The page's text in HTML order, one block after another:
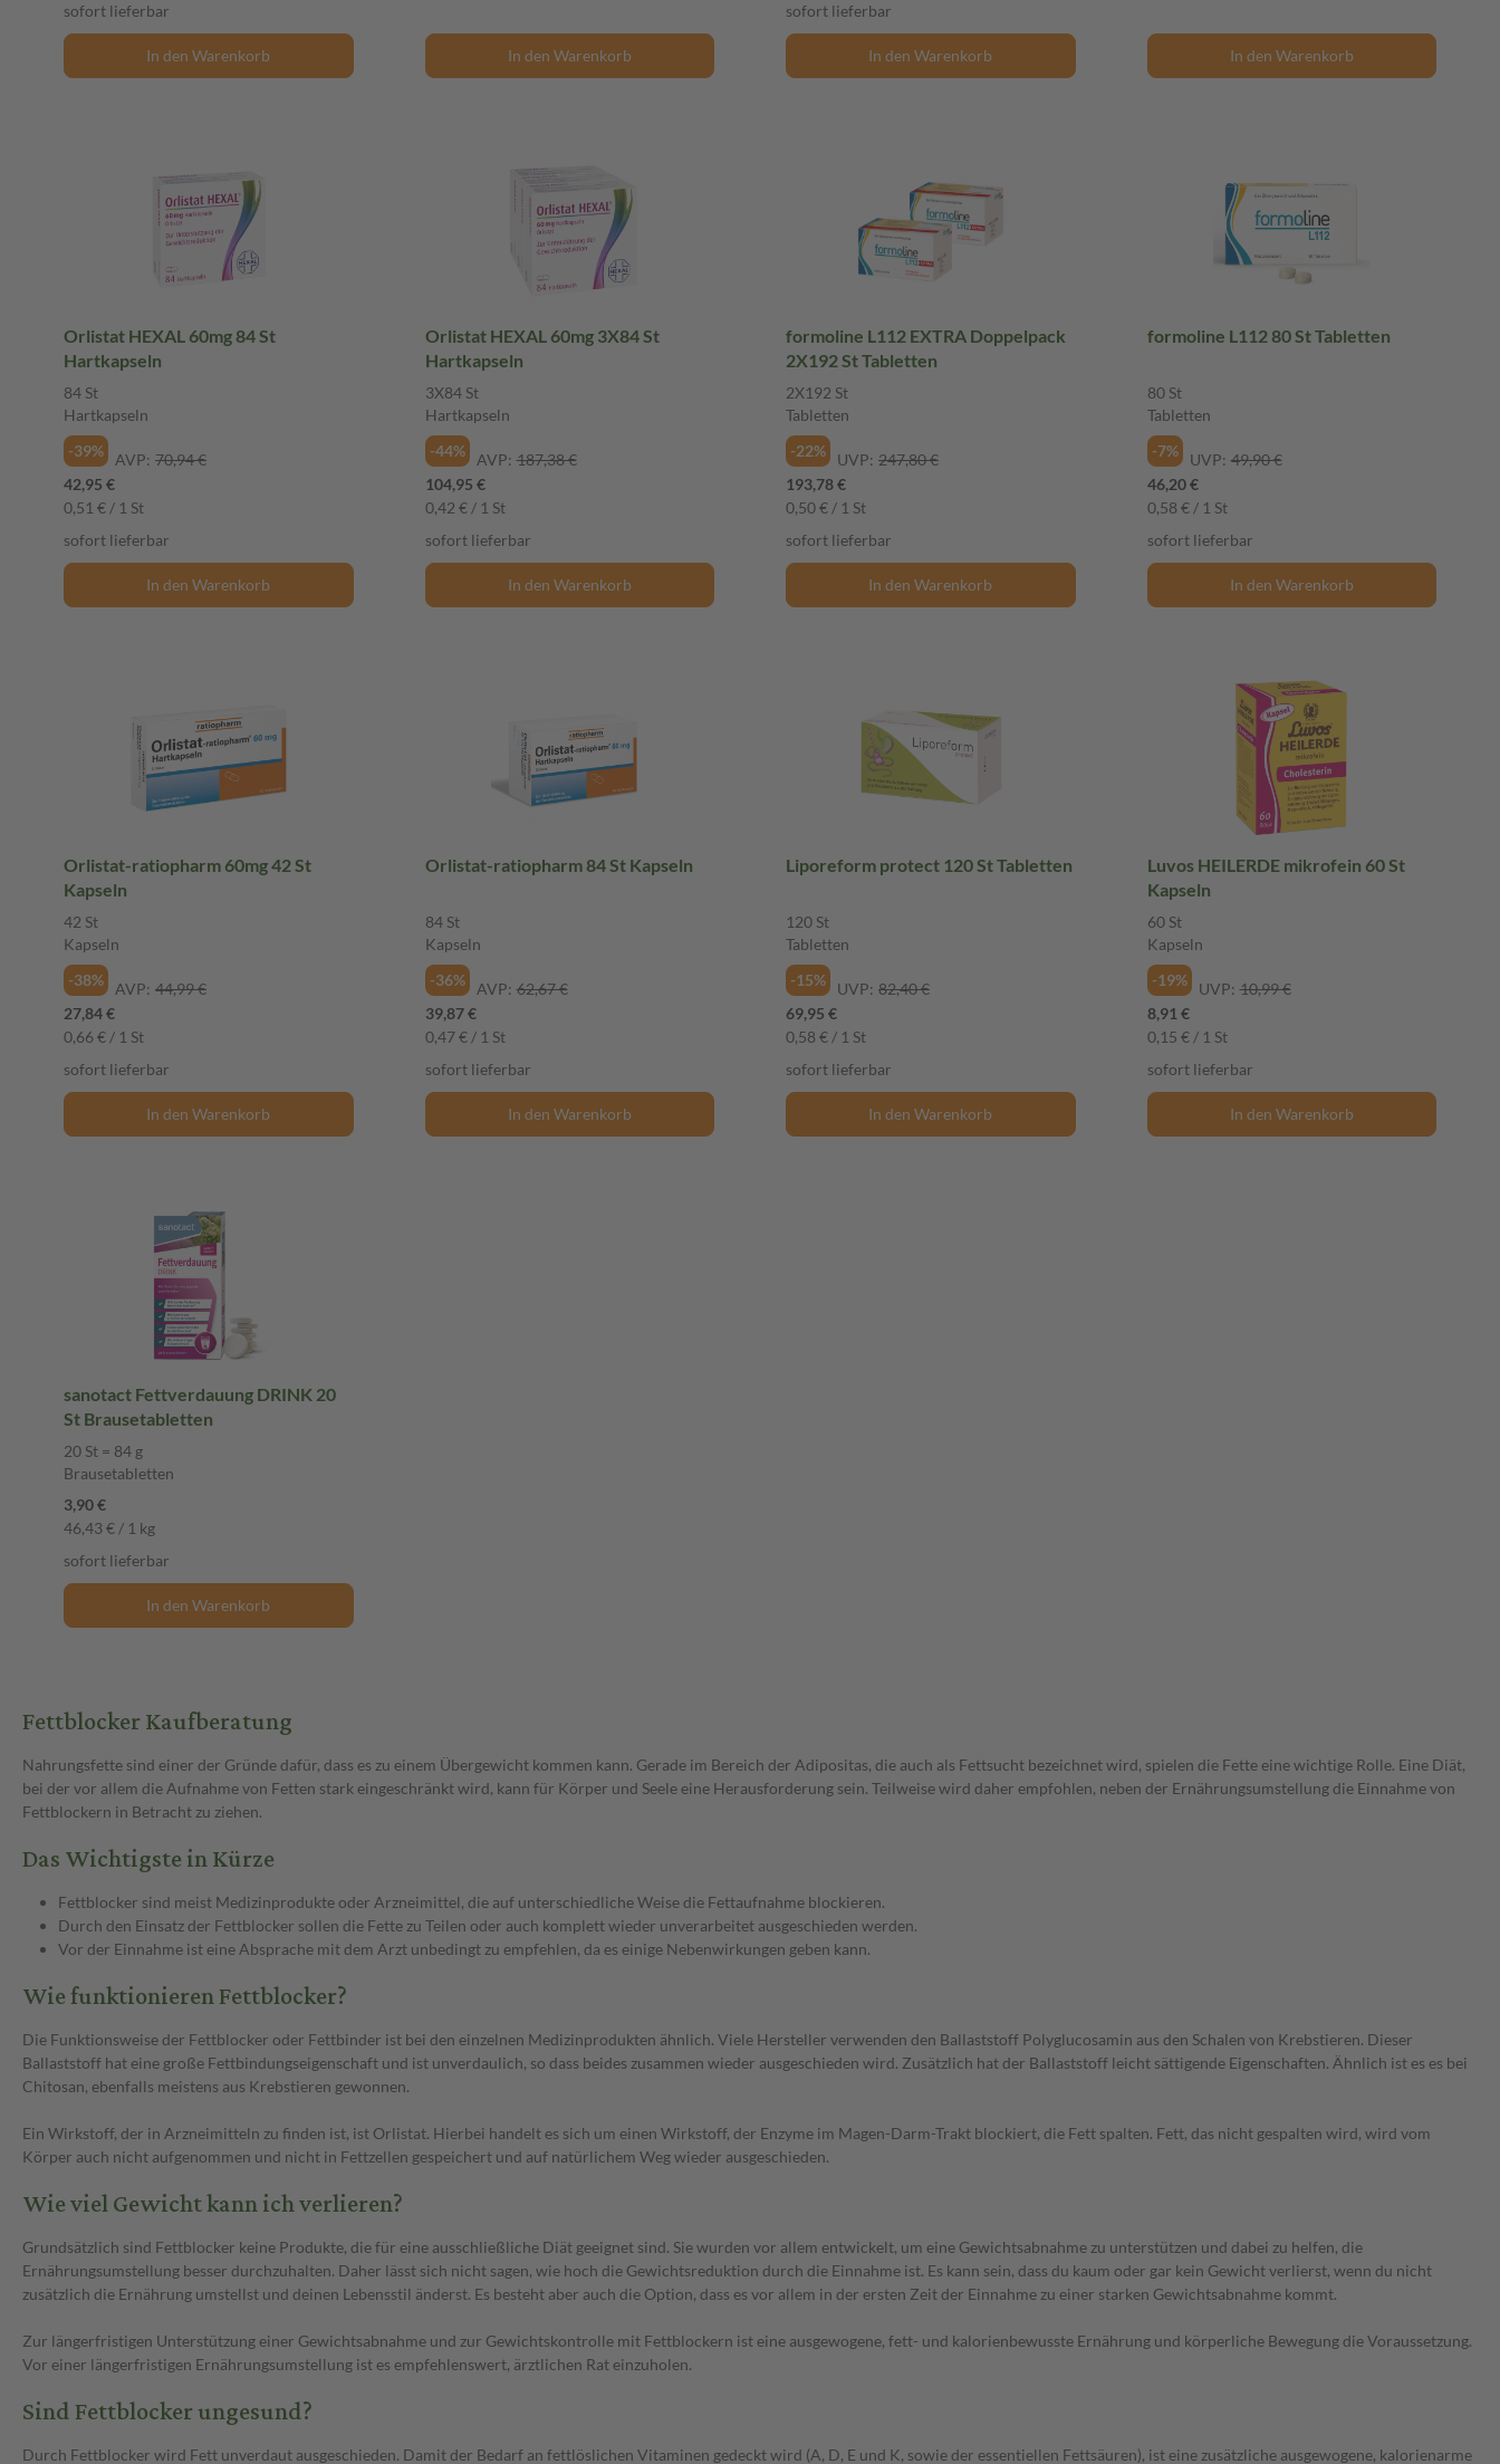
Fettblocker Kaufberatung
Nahrungsfette sind einer der Gründe dafür, dass es zu einem Übergewicht kommen kann. Gerade im Bereich der Adipositas, die auch als Fettsucht bezeichnet wird, spielen die Fette eine wichtige Rolle. Eine Diät,
bei der vor allem die Aufnahme von Fetten stark eingeschränkt wird, kann für Körper und Seele eine Herausforderung sein. Teilweise wird daher empfohlen, neben der Ernährungsumstellung die Einnahme von
Fettblockern in Betracht zu ziehen.
Das Wichtigste in Kürze
Fettblocker sind meist Medizinprodukte oder Arzneimittel, die auf unterschiedliche Weise die Fettaufnahme blockieren.
Durch den Einsatz der Fettblocker sollen die Fette zu Teilen oder auch komplett wieder unverarbeitet ausgeschieden werden.
Vor der Einnahme ist eine Absprache mit dem Arzt unbedingt zu empfehlen, da es einige Nebenwirkungen geben kann.
Wie funktionieren Fettblocker?
Die Funktionsweise der Fettblocker oder Fettbinder ist bei den einzelnen Medizinprodukten ähnlich. Viele Hersteller verwenden den Ballaststoff Polyglucosamin aus den Schalen von Krebstieren. Dieser
Ballaststoff hat eine große Fettbindungseigenschaft und ist unverdaulich, so dass beides zusammen wieder ausgeschieden wird. Zusätzlich hat der Ballaststoff leicht sättigende Eigenschaften. Ähnlich ist es es bei
Chitosan, ebenfalls meistens aus Krebstieren gewonnen.
Ein Wirkstoff, der in Arzneimitteln zu finden ist, ist Orlistat. Hierbei handelt es sich um einen Wirkstoff, der Enzyme im Magen-Darm-Trakt blockiert, die Fett spalten. Fett, das nicht gespalten wird, wird vom
Körper auch nicht aufgenommen und nicht in Fettzellen gespeichert und auf natürlichem Weg wieder ausgeschieden.
Wie viel Gewicht kann ich verlieren?
Grundsätzlich sind Fettblocker keine Produkte, die für eine ausschließliche Diät geeignet sind. Sie wurden vor allem entwickelt, um eine Gewichtsabnahme zu unterstützen und dabei zu helfen, die
Ernährungsumstellung besser durchzuhalten. Daher lässt sich nicht sagen, wie hoch die Gewichtsreduktion durch die Einnahme ist. Es kann sein, dass du kaum oder gar kein Gewicht verlierst, wenn du nicht
zusätzlich die Ernährung umstellst und deinen Lebensstil änderst. Es besteht aber auch die Option, dass es vor allem in der ersten Zeit der Einnahme zu einer starken Gewichtsabnahme kommt.
Zur längerfristigen Unterstützung einer Gewichtsabnahme und zur Gewichtskontrolle mit Fettblockern ist eine ausgewogene, fett- und kalorienbewusste Ernährung und körperliche Bewegung die Voraussetzung.
Vor einer längerfristigen Ernährungsumstellung ist es empfehlenswert, ärztlichen Rat einzuholen.
Sind Fettblocker ungesund?
Durch Fettblocker wird Fett unverdaut ausgeschieden. Damit der Bedarf an fettlöslichen Vitaminen gedeckt wird (A, D, E und K, sowie der essentiellen Fettsäuren), ist eine zusätzliche ausgewogene, kalorienarme
sofort lieferbar
In den Warenkorb In den Warenkorb
sofort lieferbar
In den Warenkorb In den Warenkorb
Orlistat HEXAL 60mg 84 St
Hartkapseln
84 St
Hartkapseln
-39%
AVP: 70,94 €
42,95 €
0,51 € / 1 St
sofort lieferbar
In den Warenkorb
Orlistat HEXAL 60mg 3X84 St
Hartkapseln
3X84 St
Hartkapseln
-44%
AVP: 187,38 €
104,95 €
0,42 € / 1 St
sofort lieferbar
In den Warenkorb
formoline L112 EXTRA Doppelpack
2X192 St Tabletten
2X192 St
Tabletten
-22%
UVP: 247,80 €
193,78 €
0,50 € / 1 St
sofort lieferbar
In den Warenkorb
formoline L112 80 St Tabletten
80 St
Tabletten
-7%
UVP: 49,90 €
46,20 €
0,58 € / 1 St
sofort lieferbar
In den Warenkorb
Orlistat-ratiopharm 60mg 42 St
Kapseln
42 St
Kapseln
-38%
AVP: 44,99 €
27,84 €
0,66 € / 1 St
sofort lieferbar
In den Warenkorb
Orlistat-ratiopharm 84 St Kapseln
84 St
Kapseln
-36%
AVP: 62,67 €
39,87 €
0,47 € / 1 St
sofort lieferbar
In den Warenkorb
Liporeform protect 120 St Tabletten
120 St
Tabletten
-15%
UVP: 82,40 €
69,95 €
0,58 € / 1 St
sofort lieferbar
In den Warenkorb
Luvos HEILERDE mikrofein 60 St
Kapseln
60 St
Kapseln
-19%
UVP: 10,99 €
8,91 €
0,15 € / 1 St
sofort lieferbar
In den Warenkorb
sanotact Fettverdauung DRINK 20
St Brausetabletten
20 St = 84 g
Brausetabletten
3,90 €
46,43 € / 1 kg
sofort lieferbar
In den Warenkorb